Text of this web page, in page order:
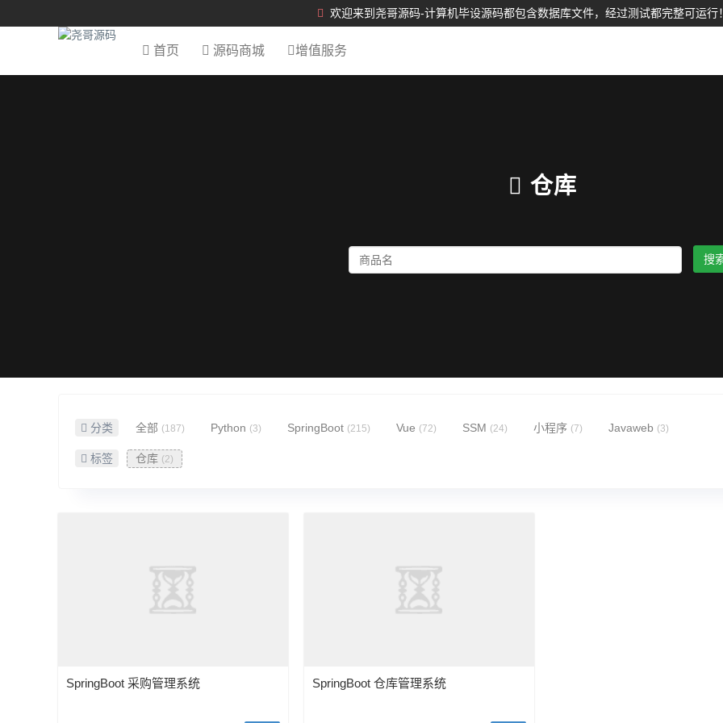
欢迎来到尧哥源码-计算机毕设源码都包含数据库文件，经过测试都完整可运行
首页 源码商城 增值服务
仓库
搜
分类 全部 (187) Python (3) SpringBoot (215) Vue (72) SSM (24) 小程序 (7) Javaweb (3)
标签 仓库 (2)
SpringBoot 采购管理系统 SpringBoot 仓库管理系统